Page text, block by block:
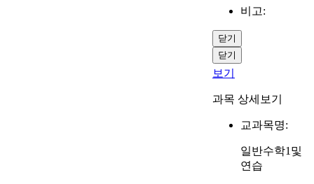
비고:
닫기
닫기
보기
과목 상세보기
교과목명:
일반수학1및
연습